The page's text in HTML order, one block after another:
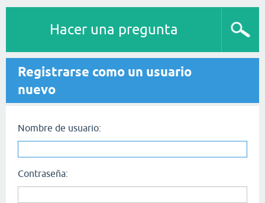
Hacer una pregunta
Registrarse como un usuario
nuevo
Nombre de usuario:
Contraseña: